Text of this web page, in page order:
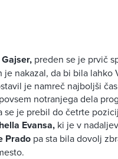
preden se je prvič
nakazal, da bi bila lahko
je namreč najboljši
notranjega dela
je prebil do četrte
Evansa, ki je v
Prado pa sta bila dovolj